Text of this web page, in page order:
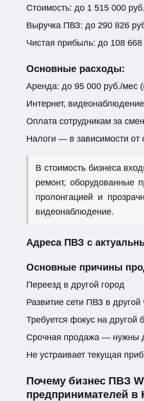
Стоимость: до 1 515 000 руб.
Выручка ПВЗ: до 290 826
Чистая прибыль: до 108 668
Основные расходы:
Аренда: до 95 000 руб./мес
Интернет,
Оплата сотрудникам за
Налоги — в зависимости
В стоимость бизнеса
ремонт, оборудованные
пролонгацией и
видеонаблюдение.
Адреса ПВЗ с
Основные причины
Переезд в другой город
Развитие сети ПВЗ в другой
Требуется фокус на другой
Срочная продажа — нужны
Не устраивает текущая
Почему бизнес ПВЗ
предпринимателей в